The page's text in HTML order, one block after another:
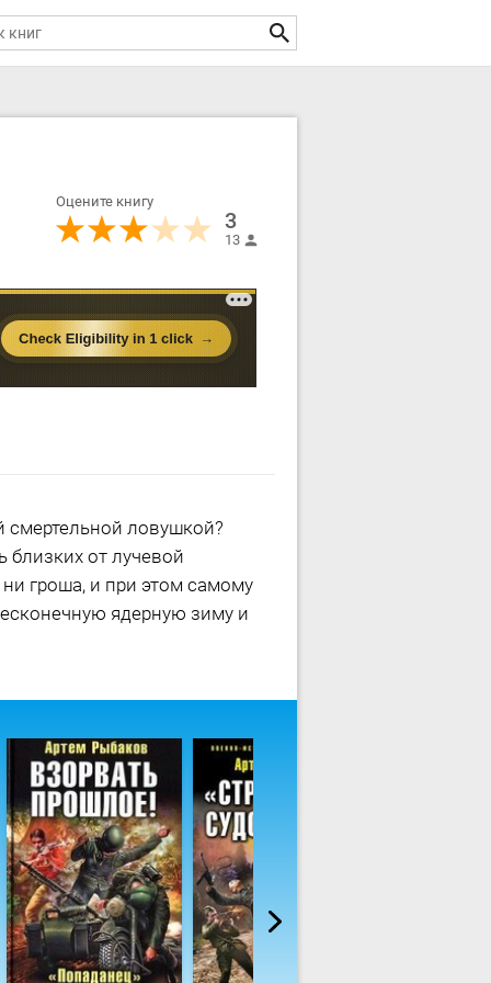
Оцените книгу
3
13
смертельной ловушкой?
близких от лучевой
гроша, и при этом самому
ядерную зиму и